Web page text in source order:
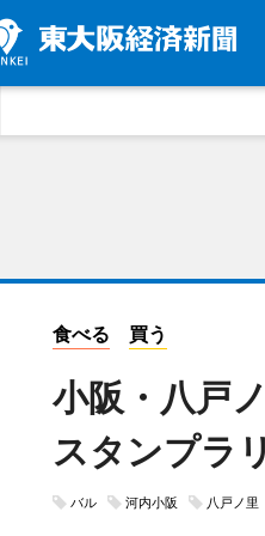
食べる 買う
小阪・八戸
スタンプラ
バル 河内小阪 八戸ノ里